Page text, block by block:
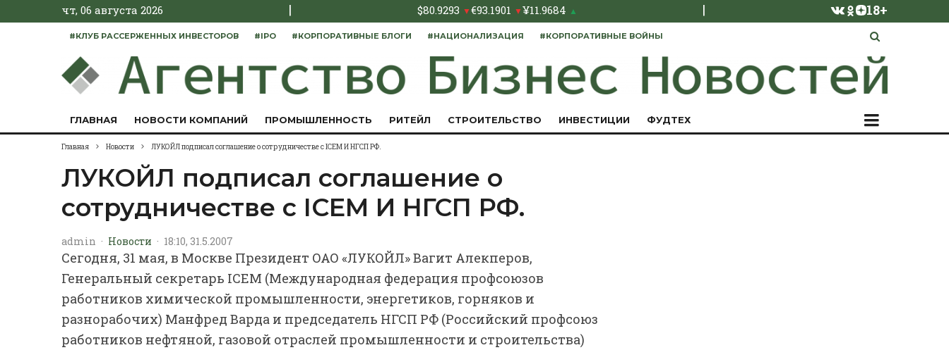
чт, 06 августа 2026 | $80.9293 ▼€93.1901 ▼¥11.9684 ▲ | 18+
#КЛУБ РАССЕРЖЕННЫХ ИНВЕСТОРОВ #IPO #КОРПОРАТИВНЫЕ БЛОГИ #НАЦИОНАЛИЗАЦИЯ #КОРПОРАТИВНЫЕ ВОЙНЫ
ГЛАВНАЯ НОВОСТИ КОМПАНИЙ ПРОМЫШЛЕННОСТЬ РИТЕЙЛ СТРОИТЕЛЬСТВО ИНВЕСТИЦИИ ФУДТЕХ
Главная Новости ЛУКОЙЛ подписал соглашение о сотрудничестве с ICEM И НГСП РФ.
ЛУКОЙЛ подписал соглашение о
сотрудничестве с ICEM И НГСП РФ.
admin · Новости · 18:10, 31.5.2007
Сегодня, 31 мая, в Москве Президент ОАО «ЛУКОЙЛ» Вагит Алекперов,
Генеральный секретарь IСЕМ (Международная федерация профсоюзов
работников химической промышленности, энергетиков, горняков и
разнорабочих) Манфред Варда и председатель НГСП РФ (Российский профсоюз
работников нефтяной, газовой отраслей промышленности и строительства)